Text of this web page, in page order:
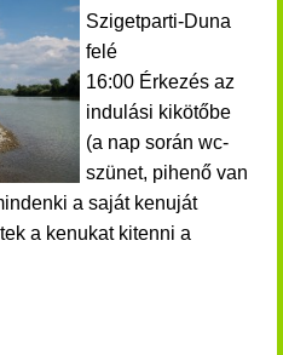
Szigetparti-Duna
felé
16:00 Érkezés az
indulási kikötőbe
(a nap során wc-
szünet, pihenő van
a saját kenuját
a kenukat kitenni a